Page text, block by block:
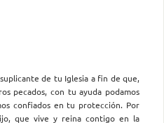
de tu Iglesia a fin de que,
pecados, con tu ayuda podamos
confiados en tu protección. Por
que vive y reina contigo en la